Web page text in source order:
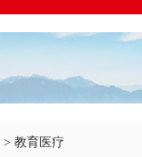
> 教育医疗